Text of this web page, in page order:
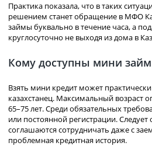
Практика показала, что в таких
решением станет обращение в МФО
займы буквально в течение часа, а
круглосуточно не выходя из дома в
Кому доступны мини
Взять мини кредит может
казахстанец. Максимальный возраст
65–75 лет. Среди обязательных
или постоянной регистрации.
соглашаются сотрудничать даже с
проблемная кредитная история.